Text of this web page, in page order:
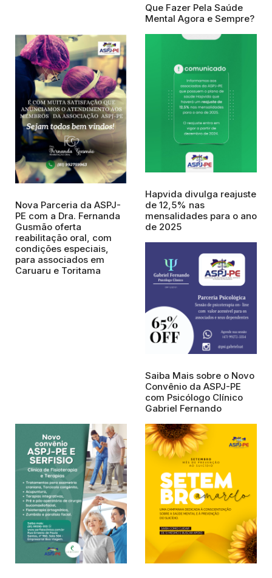
Que Fazer Pela Saúde
Mental Agora e Sempre?
Nova Parceria da ASPJ-
PE com a Dra. Fernanda
Gusmão oferta
reabilitação oral, com
condições especiais,
para associados em
Caruaru e Toritama
Hapvida divulga reajuste
de 12,5% nas
mensalidades para o ano
de 2025
Saiba Mais sobre o Novo
Convênio da ASPJ-PE
com Psicólogo Clínico
Gabriel Fernando